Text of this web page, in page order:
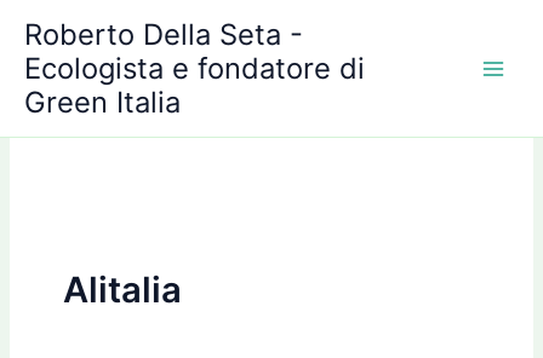
contenuto
Roberto Della Seta -
Ecologista e fondatore di
Green Italia
Alitalia
r
c
h